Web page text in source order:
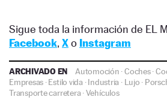
Sigue toda la información de EL
Facebook, Xo Instagram
ARCHIVADO EN Automoción ·Coches·
Empresas ·Estilo vida·Industria · Lujo ·
Transporte carretera·Vehículos